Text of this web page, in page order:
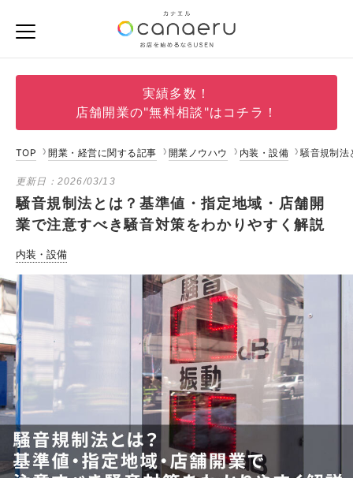
実績多数！
店舗開業の"無料相談"はコチラ！
TOP 開業・経営に関する記事 開業ノウハウ 内装・設備 騒音規制法
更新日： 2026/03/13
騒音規制法とは？基準値・指定地域・店舗開
業で注意すべき騒音対策をわかりやすく解説
内装・設備